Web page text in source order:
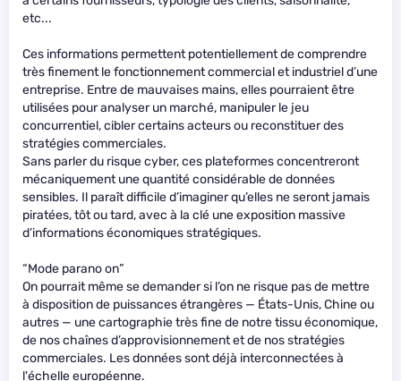
etc...
Ces informations permettent potentiellement de comprendre
très finement le fonctionnement commercial et industriel d’une
entreprise. Entre de mauvaises mains, elles pourraient être
utilisées pour analyser un marché, manipuler le jeu
concurrentiel, cibler certains acteurs ou reconstituer des
stratégies commerciales.
Sans parler du risque cyber, ces plateformes concentreront
mécaniquement une quantité considérable de données
sensibles. Il paraît difficile d’imaginer qu’elles ne seront jamais
piratées, tôt ou tard, avec à la clé une exposition massive
d’informations économiques stratégiques.
“Mode parano on”
On pourrait même se demander si l’on ne risque pas de mettre
à disposition de puissances étrangères — États-Unis, Chine ou
autres — une cartographie très fine de notre tissu économique,
de nos chaînes d’approvisionnement et de nos stratégies
commerciales. Les données sont déjà interconnectées à
l'échelle européenne.